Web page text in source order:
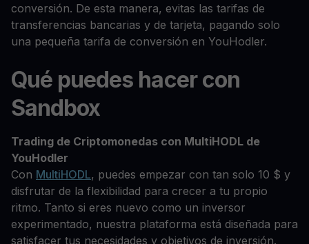
conversión. De esta manera, evitas las tarifas de
transferencias bancarias y de tarjeta, pagando solo
una pequeña tarifa de conversión en YouHodler.
Qué puedes hacer con
Sandbox
Trading de Criptomonedas con MultiHODL de
YouHodler
Con MultiHODL, puedes empezar con tan solo 10 $ y
disfrutar de la flexibilidad para crecer a tu propio
ritmo. Tanto si eres nuevo como un inversor
experimentado, nuestra plataforma está diseñada para
satisfacer tus necesidades y objetivos de inversión.